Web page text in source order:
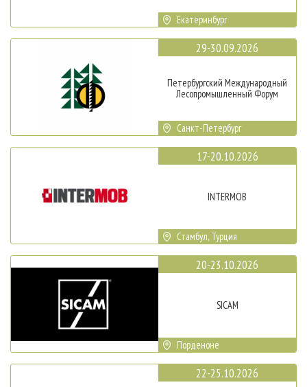
Екатеринбург
29-30.09.2026
Петербургский Международный
Лесопромышленный Форум
Санкт-Петербург
17-20.10.2026
INTERMOB
Стамбул, Турция
20-23.10.2026
SICAM
Порденоне
22-25.10.2026